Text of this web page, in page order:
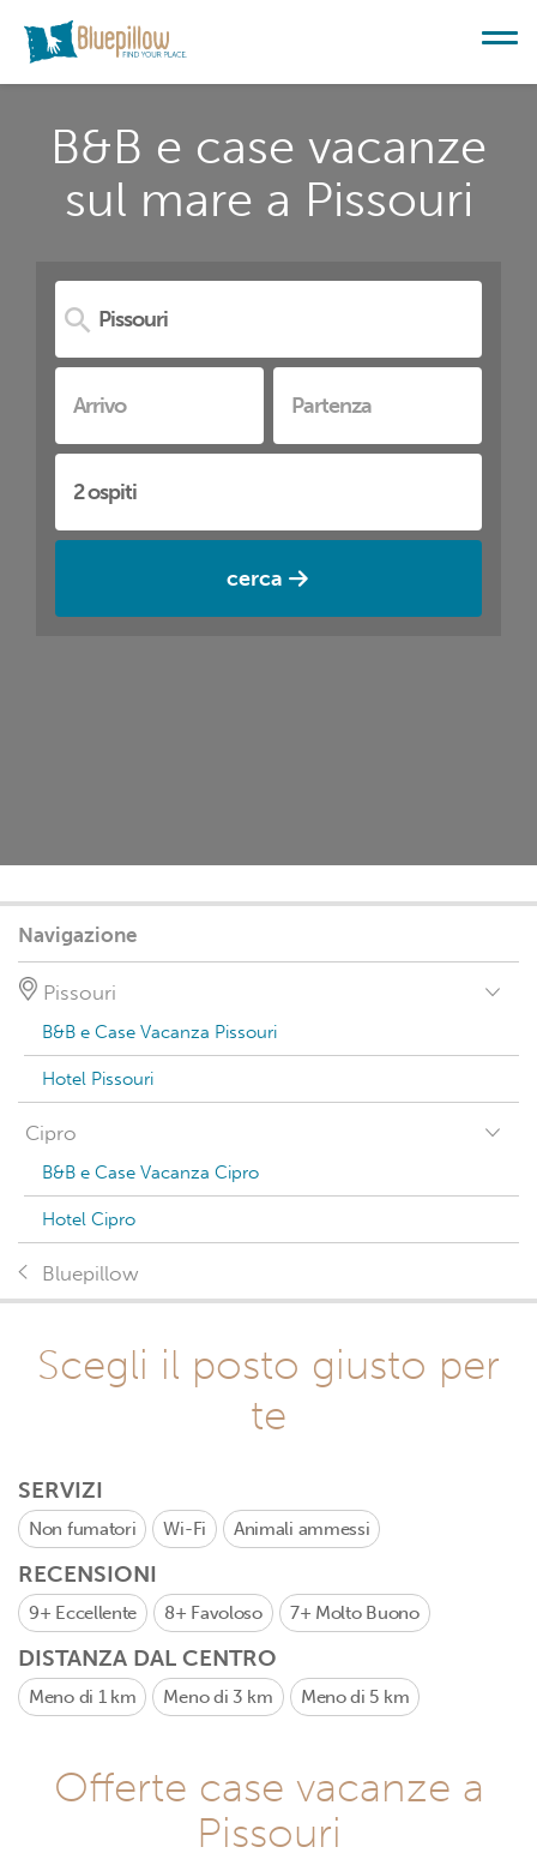
B&B e case vacanze
sul mare a Pissouri
cerca
Navigazione
Pissouri
B&B e Case Vacanza Pissouri
Hotel Pissouri
Cipro
B&B e Case Vacanza Cipro
Hotel Cipro
Bluepillow
Scegli il posto giusto per
te
SERVIZI
Non fumatori Wi-Fi Animali ammessi
RECENSIONI
9+ Eccellente 8+ Favoloso 7+ Molto Buono
DISTANZA DAL CENTRO
Meno di 1 km Meno di 3 km Meno di 5 km
Offerte case vacanze a
Pissouri